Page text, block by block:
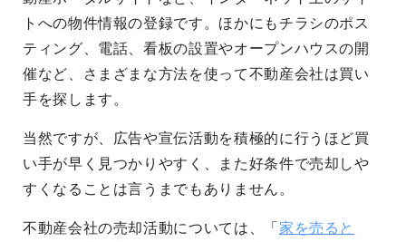
トへの物件情報の登録です。ほかにもチラシのポス
ティング、電話、看板の設置やオープンハウスの開
催など、さまざまな方法を使って不動産会社は買い
手を探します。
当然ですが、広告や宣伝活動を積極的に行うほど買
い手が早く見つかりやすく、また好条件で売却しや
すくなることは言うまでもありません。
不動産会社の売却活動については、「 家を売ると